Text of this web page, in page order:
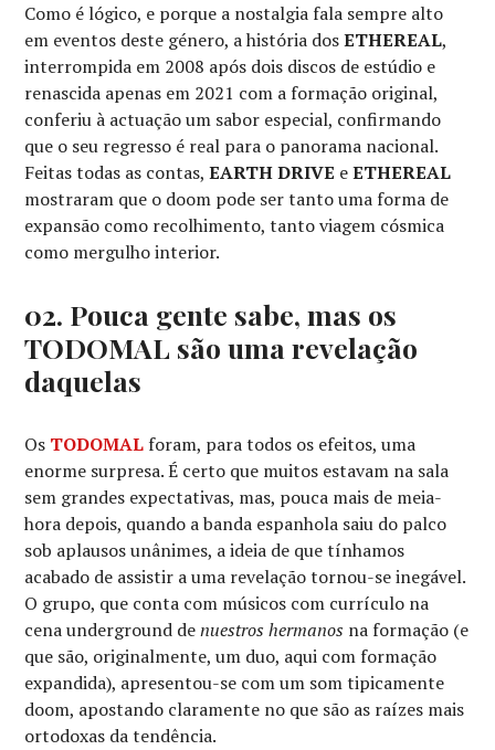
Como é lógico, e porque a nostalgia fala sempre alto
em eventos deste género, a história dosETHEREAL,
interrompida em 2008 após dois discos de estúdio e
renascida apenas em 2021 com a formação original,
conferiu à actuação um sabor especial, confirmando
que o seu regresso é real para o panorama nacional.
Feitas todas as contas,EARTH DRIVE eETHEREAL
mostraram que o doom pode ser tanto uma forma de
expansão como recolhimento, tanto viagem cósmica
como mergulho interior.
02. Pouca gente sabe, mas os
TODOMAL são uma revelação
daquelas
Os TODOMAL foram, para todos os efeitos, uma
enorme surpresa. É certo que muitos estavam na sala
sem grandes expectativas, mas, pouca mais de meia-
hora depois, quando a banda espanhola saiu do palco
sob aplausos unânimes, a ideia de que tínhamos
acabado de assistir a uma revelação tornou-se inegável.
O grupo, que conta com músicos com currículo na
cena underground denuestros hermanos na formação (e
que são, originalmente, um duo, aqui com formação
expandida), apresentou-se com um som tipicamente
doom, apostando claramente no que são as raízes mais
ortodoxas da tendência.